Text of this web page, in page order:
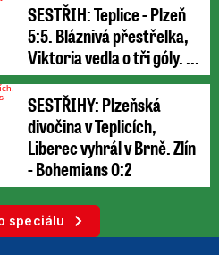
SESTŘIH: Teplice - Plzeň
5:5. Bláznivá přestřelka,
Viktoria vedla o tři góly. ...
SESTŘIHY: Plzeňská
divočina v Teplicích,
Liberec vyhrál v Brně. Zlín
- Bohemians 0:2
speciálu